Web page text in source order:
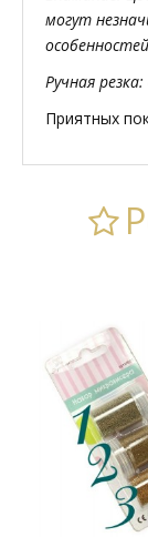
могут
Ручная
Приятных